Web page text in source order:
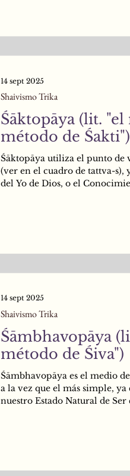
la persona se encuentra
Śāktopāya (lit.
método de Śakti")
Śāktopāya utiliza el punto de
(ver en el cuadro de tattva-s),
del Yo de Dios, o el
Shaivismo Trika
14 sept 2025
Śāmbhavopāya
método de Śiva")
Śāmbhavopāya es el medio
a la vez que el más simple,
nuestro Estado Natural de Ser
Shaivismo Trika
14 sept 2025